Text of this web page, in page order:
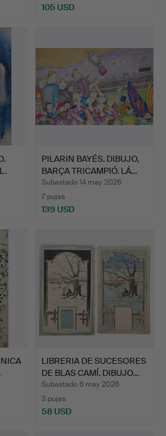
105 USD
PILARIN BAYÉS. DIBUJO,
BARÇA TRICAMPIÓ. LÁ…
Subastado 14 may 2026
7 pujas
139 USD
LIBRERIA DE SUCESORES
DE BLAS CAMÍ. DIBUJO…
Subastado 6 may 2026
3 pujas
58 USD